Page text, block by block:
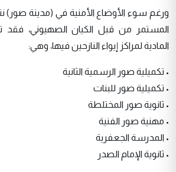
ورغم سوء الأوضاع الأمنية في (مدينة صور)
المستمر من قبل الكيان الصهيوني، فقد
المادية لمراكز إيواء النازحين فيها، وهي:
• تكميلية صور الرسمية الثانية
• تكميلية صور للبنات
• ثانوية صور المختلطة
• مهنية صور الفنية
• المدرسة الجعفرية
• ثانوية الإمام الصدر